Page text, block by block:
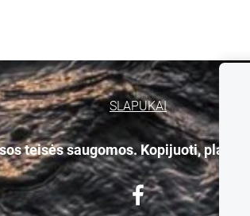
SLAPUKAI
teisės saugomos. Kopijuoti,